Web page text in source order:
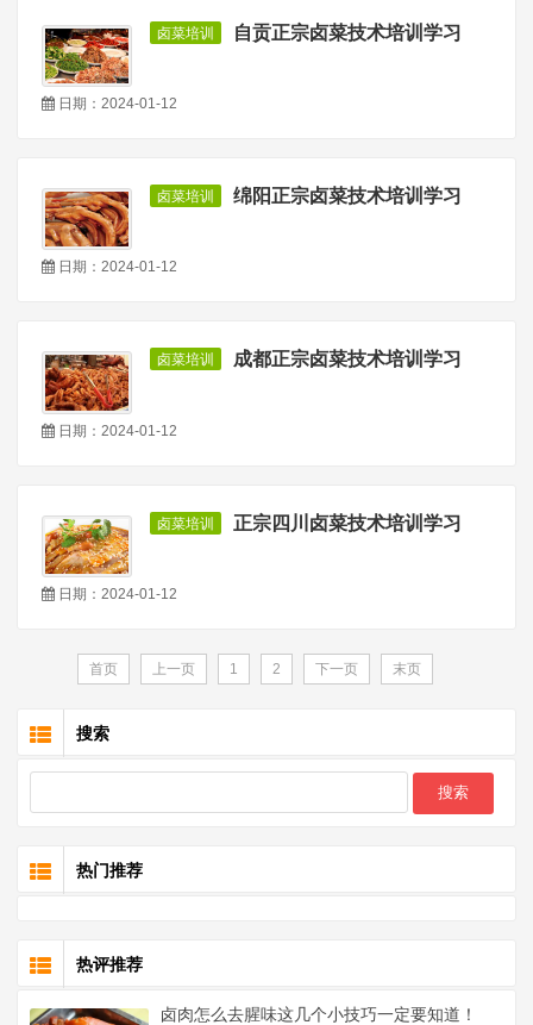
卤菜培训 自贡正宗卤菜技术培训学习
日期：2024-01-12
卤菜培训 绵阳正宗卤菜技术培训学习
日期：2024-01-12
卤菜培训 成都正宗卤菜技术培训学习
日期：2024-01-12
卤菜培训 正宗四川卤菜技术培训学习
日期：2024-01-12
首页 上一页 1 2 下一页 末页
搜索
热门推荐
热评推荐
卤肉怎么去腥味这几个小技巧一定要知道！